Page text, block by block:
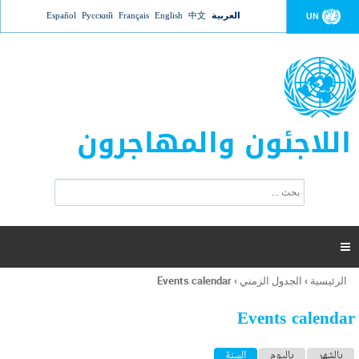
Jump to navigation UN العربية 中文
English
Français
Русский
Español
اللاجئون والمهاجرون
ت
ر
ل
ح
ب

أنت
هنا
الرئيسية › الجدول الزمني ›
Events calendar
Events calendar